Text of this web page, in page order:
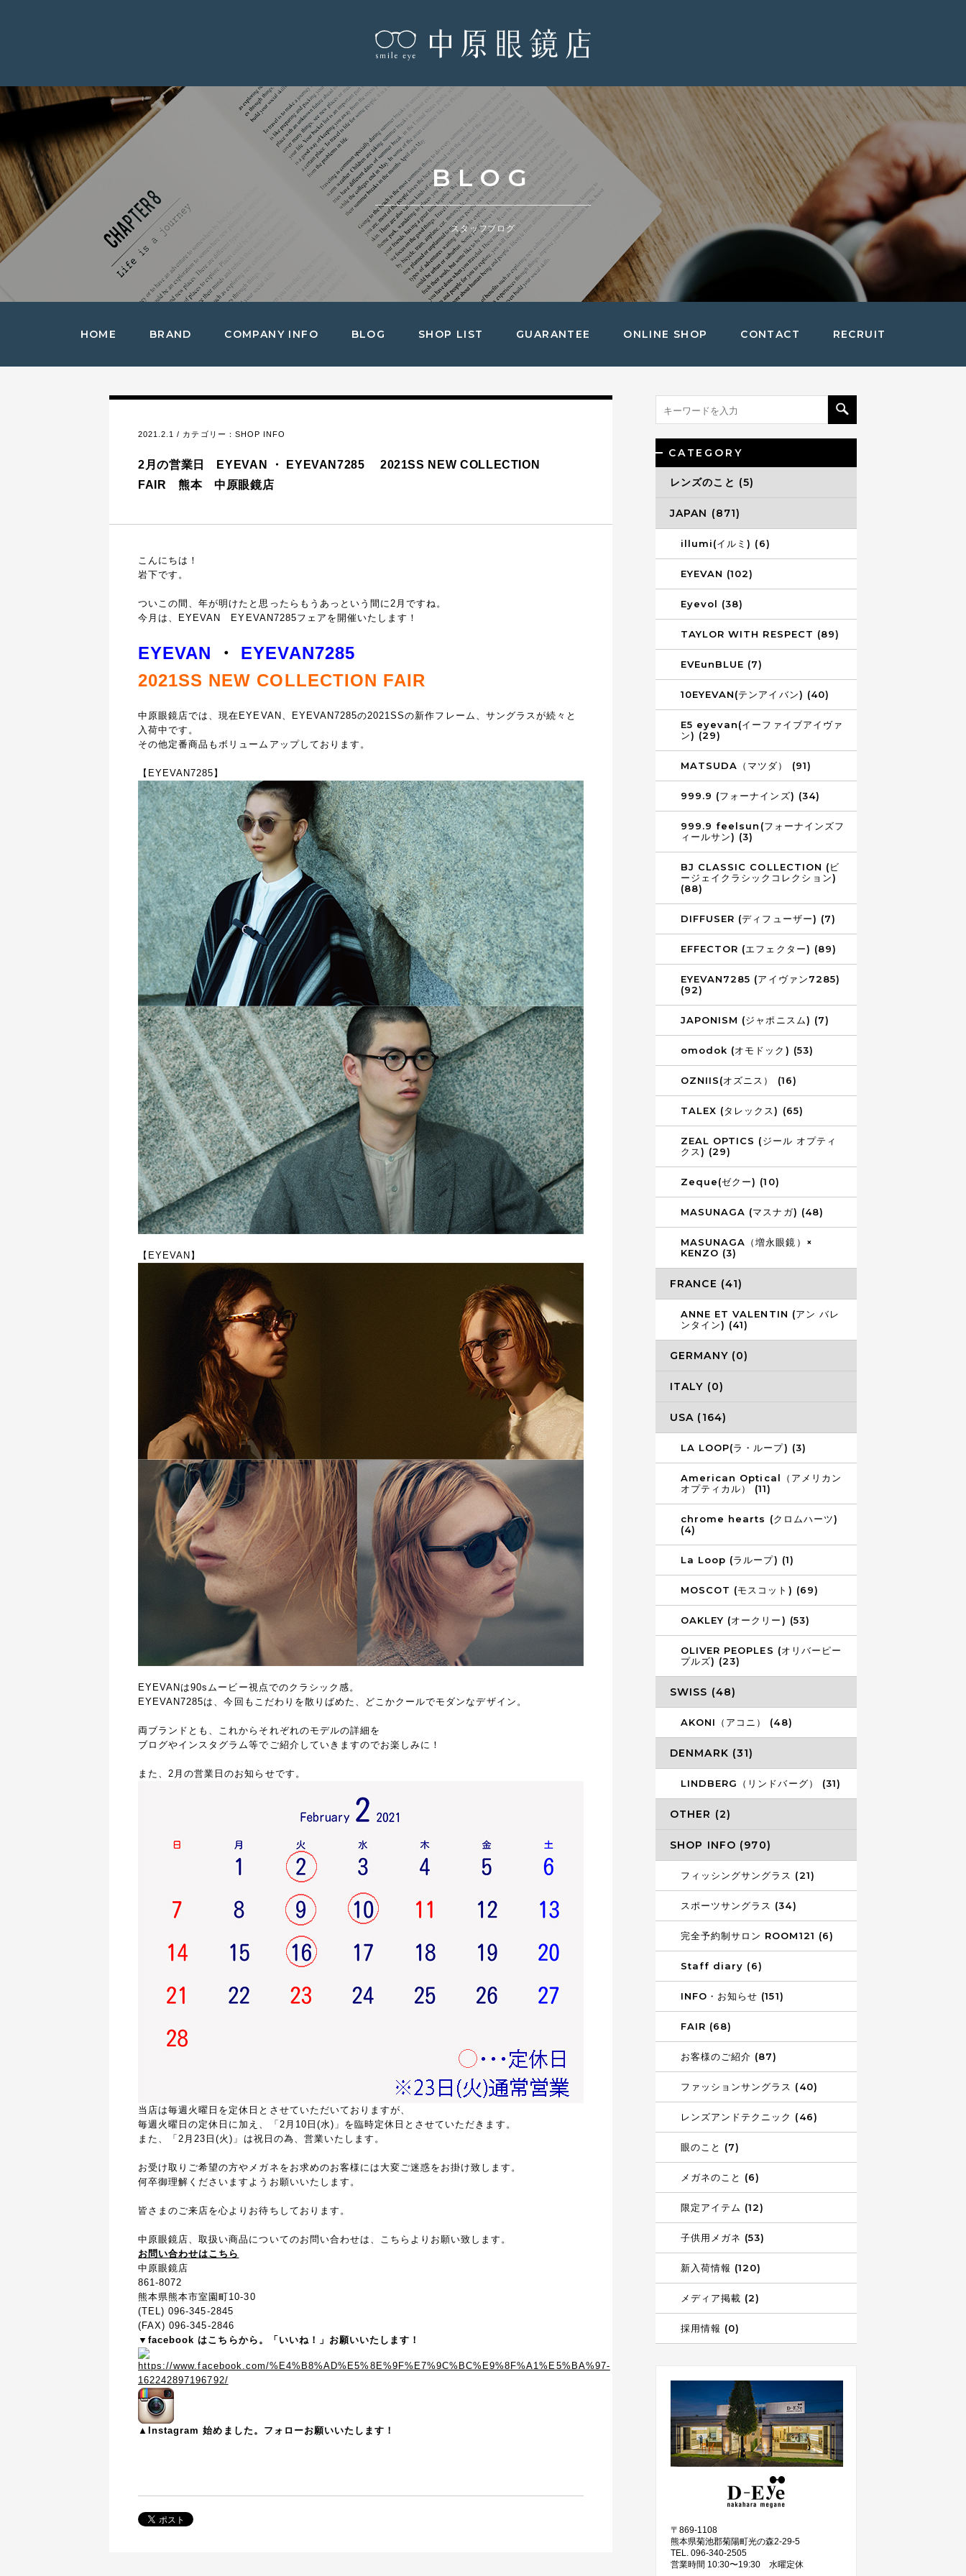
BLOG
スタッフブログ
HOME BRAND COMPANY INFO BLOG SHOP LIST GUARANTEE ONLINE SHOP CONTACT RECRUIT
2021.2.1 / カテゴリー： SHOP INFO
2月の営業日 EYEVAN ・ EYEVAN7285 2021SS NEW COLLECTION
FAIR 熊本 中原眼鏡店
こんにちは！
岩下です。
ついこの間、年が明けたと思ったらもうあっという間に2月ですね。
今月は、EYEVAN EYEVAN7285フェアを開催いたします！
EYEVAN ・ EYEVAN7285
2021SS NEW COLLECTION FAIR
中原眼鏡店では、現在EYEVAN、EYEVAN7285の2021SSの新作フレーム、サングラスが続々と
入荷中です。
その他定番商品もボリュームアップしております。
【EYEVAN7285】
【EYEVAN】
EYEVANは90sムービー視点でのクラシック感。
EYEVAN7285は、今回もこだわりを散りばめた、どこかクールでモダンなデザイン。
両ブランドとも、これからそれぞれのモデルの詳細を
ブログやインスタグラム等でご紹介していきますのでお楽しみに！
また、2月の営業日のお知らせです。
当店は毎週火曜日を定休日とさせていただいておりますが、
毎週火曜日の定休日に加え、「2月10日(水)」を臨時定休日とさせていただきます。
また、「2月23日(火)」は祝日の為、営業いたします。
お受け取りご希望の方やメガネをお求めのお客様には大変ご迷惑をお掛け致します。
何卒御理解くださいますようお願いいたします。
皆さまのご来店を心よりお待ちしております。
中原眼鏡店、取扱い商品についてのお問い合わせは、こちらよりお願い致します。
お問い合わせはこちら
中原眼鏡店
861-8072
熊本県熊本市室園町10-30
(TEL) 096-345-2845
(FAX) 096-345-2846
▼facebook はこちらから。「いいね！」お願いいたします！
▲Instagram 始めました。フォローお願いいたします！
CATEGORY
レンズのこと (5)
JAPAN (871)
illumi(イルミ) (6)
EYEVAN (102)
Eyevol (38)
TAYLOR WITH RESPECT (89)
EVEunBLUE (7)
10EYEVAN(テンアイバン) (40)
E5 eyevan(イーファイブアイヴァ
ン) (29)
MATSUDA（マツダ） (91)
999.9 (フォーナインズ) (34)
999.9 feelsun(フォーナインズフ
ィールサン) (3)
BJ CLASSIC COLLECTION (ビ
ージェイクラシックコレクション)
(88)
DIFFUSER (ディフューザー) (7)
EFFECTOR (エフェクター) (89)
EYEVAN7285 (アイヴァン7285)
(92)
JAPONISM (ジャポニスム) (7)
omodok (オモドック) (53)
OZNIIS(オズニス） (16)
TALEX (タレックス) (65)
ZEAL OPTICS (ジール オプティ
クス) (29)
Zeque(ゼクー) (10)
MASUNAGA (マスナガ) (48)
MASUNAGA（増永眼鏡）×
KENZO (3)
FRANCE (41)
ANNE ET VALENTIN (アン バレ
ンタイン) (41)
GERMANY (0)
ITALY (0)
USA (164)
LA LOOP(ラ・ループ) (3)
American Optical（アメリカン
オプティカル） (11)
chrome hearts (クロムハーツ)
(4)
La Loop (ラループ) (1)
MOSCOT (モスコット) (69)
OAKLEY (オークリー) (53)
OLIVER PEOPLES (オリバーピー
プルズ) (23)
SWISS (48)
AKONI（アコニ） (48)
DENMARK (31)
LINDBERG（リンドバーグ） (31)
OTHER (2)
SHOP INFO (970)
フィッシングサングラス (21)
スポーツサングラス (34)
完全予約制サロン ROOM121 (6)
Staff diary (6)
INFO・お知らせ (151)
FAIR (68)
お客様のご紹介 (87)
ファッションサングラス (40)
レンズアンドテクニック (46)
眼のこと (7)
メガネのこと (6)
限定アイテム (12)
子供用メガネ (53)
新入荷情報 (120)
メディア掲載 (2)
採用情報 (0)
〒869-1108
熊本県菊池郡菊陽町光の森2-29-5
TEL. 096-340-2505
営業時間 10:30〜19:30 水曜定休